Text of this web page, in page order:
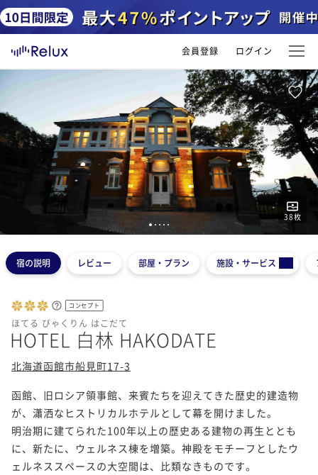
会員登録 ログイン
38枚
1 2 34 5
宿の説明 レビュー 部屋・プラン 施設・サービス
コンセプト
ほてる びゃくりん はこだて
HOTEL 白林 HAKODATE
北海道函館市船見町17-3
函館、旧ロシア領事館、来賓たちを迎えてきた歴史的建造物
が、瀟洒なヒストリカルホテルとして幕を開けました。
明治期に建てられた100年以上の歴史ある建物の再生ととも
に、新たに、ウェルネス棟を増築。神殿をモチーフとしたウ
ェルネススペースの大空間は、比類なきものです。